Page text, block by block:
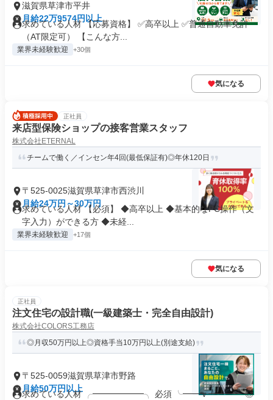
滋賀県草津市平井
月給22万9574円以上
求めている人材 【応募資格】 ✅高卒以上 ✅普通自動車免許
（AT限定可） 【こんな方...
業界未経験歓迎 +30個
気になる
正社員
来店型保険ショップの接客営業スタッフ
株式会社ETERNAL
チームで働く／インセン年4回(最低保証有)◎年休120日
〒525-0025滋賀県草津市西渋川
月給24万円～30万円
求めている人材 【必須】 ◆高卒以上 ◆基本的なPC操作（文
字入力）ができる方 ◆未経...
業界未経験歓迎 +17個
気になる
正社員
注文住宅の設計職(一級建築士・完全自由設計)
株式会社COLORS工務店
◎月収50万円以上◎資格手当10万円以上(別途支給)
〒525-0059滋賀県草津市野路
月給50万円以上
求めている人材 ╭━━━━━━╮ 必須 ╰━━ｖ━━━╯ ◎